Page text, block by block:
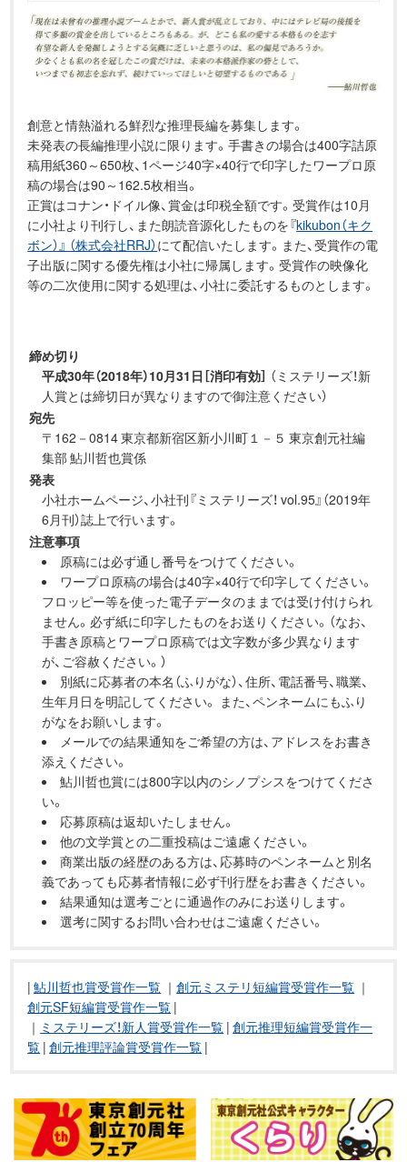
創意と情熱溢れる鮮烈な推理長編を募集します。
未発表の長編推理小説に限ります。手書きの場合は400字詰原
稿用紙360～650枚、1ページ40字×40行で印字したワープロ原
稿の場合は90～162.5枚相当。
正賞はコナン・ドイル像、賞金は印税全額です。受賞作は10月
に小社より刊行し、また朗読音源化したものを『kikubon（キク
ボン）』 （株式会社RRJ） にて配信いたします。また、受賞作の電
子出版に関する優先権は小社に帰属します。受賞作の映像化
等の二次使用に関する処理は、小社に委託するものとします。
締め切り
平成30年（2018年）10月31日［消印有効］ （ミステリーズ！新
人賞とは締切日が異なりますので御注意ください）
宛先
〒162－0814 東京都新宿区新小川町１－５ 東京創元社編
集部 鮎川哲也賞係
発表
小社ホームページ、小社刊『ミステリーズ！ vol.95』（2019年
6月刊）誌上で行います。
注意事項
原稿には必ず通し番号をつけてください。
ワープロ原稿の場合は40字×40行で印字してください。
フロッピー等を使った電子データのままでは受け付けられ
ません。必ず紙に印字したものをお送りください。（なお、
手書き原稿とワープロ原稿では文字数が多少異なります
が、ご容赦ください。）
別紙に応募者の本名（ふりがな）、住所、電話番号、職業、
生年月日を明記してください。 また、ペンネームにもふり
がなをお願いします。
メールでの結果通知をご希望の方は、アドレスをお書き
添えください。
鮎川哲也賞には800字以内のシノプシスをつけてくださ
い。
応募原稿は返却いたしません。
他の文学賞との二重投稿はご遠慮ください。
商業出版の経歴のある方は、応募時のペンネームと別名
義であっても応募者情報に必ず刊行歴をお書きください。
結果通知は選考ごとに通過作のみにお送りします。
選考に関するお問い合わせはご遠慮ください。
|鮎川哲也賞受賞作一覧 ｜創元ミステリ短編賞受賞作一覧 ｜
創元SF短編賞受賞作一覧 |
｜ ミステリーズ！新人賞受賞作一覧 |創元推理短編賞受賞作一
覧 |創元推理評論賞受賞作一覧 |